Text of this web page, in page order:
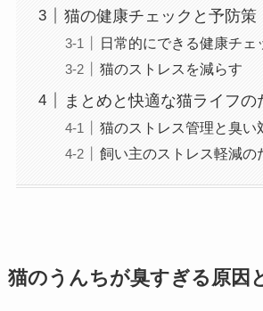
猫の健康チェックと予防策
日常的にできる健康チェ
猫のストレスを減らす
まとめと快適な猫ライフの
猫のストレス管理と臭い
飼い主のストレス軽減の
猫のうんちが臭すぎる原因